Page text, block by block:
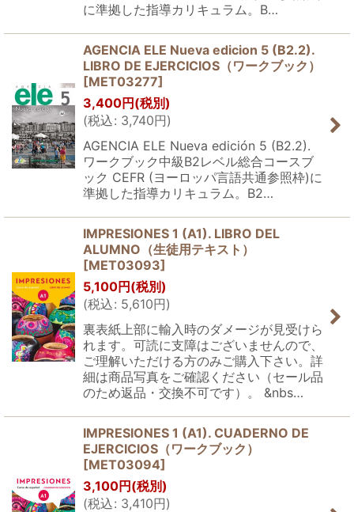
に準拠した指導カリキュラム。B…
AGENCIA ELE Nueva edicion 5 (B2.2).
LIBRO DE EJERCICIOS（ワークブック）
[MET03277]
3,400円 (税別)
(税込: 3,740円)
AGENCIA ELE Nueva edición 5 (B2.2).
ワークブック中級B2レベル総合コースブ
ック CEFR (ヨーロッパ言語共通参照枠)に
準拠した指導カリキュラム。B2…
IMPRESIONES 1 (A1). LIBRO DEL
ALUMNO（生徒用テキスト）
[MET03093]
5,100円 (税別)
(税込: 5,610円)
裏表紙上部に輸入時のダメージが見受けら
れます。可読に支障はございませんので、
ご理解いただける方のみご購入下さい。詳
細は商品写真をご確認ください（セール品
のため返品・交換不可です）。 &nbs…
IMPRESIONES 1 (A1). CUADERNO DE
EJERCICIOS（ワークブック）
[MET03094]
3,100円 (税別)
(税込: 3,410円)